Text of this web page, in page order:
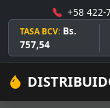
+58 422-
TASA BCV: Bs.
757,54